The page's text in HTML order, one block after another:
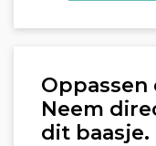
Neem
dit baasje.